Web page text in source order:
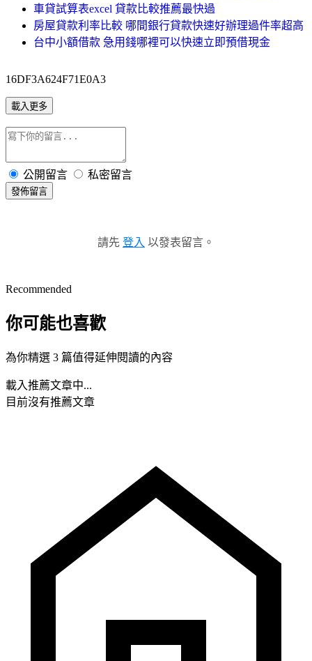
車貸試算表excel 貸款比較推薦最快過
房屋貸款利率比較 哪間銀行貸款快速好辦理過件率超高
台中小額借款 急用錢哪裡可以快速立即預借現金
16DF3A624F71E0A3
載入更多
公開留言 私密留言
發佈留言
請先 登入 以發表留言。
Recommended
你可能也喜歡
為你精選 3 篇值得延伸閱讀的內容
載入推薦文章中...
目前沒有推薦文章